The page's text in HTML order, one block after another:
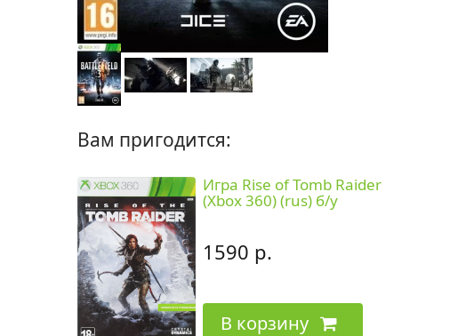
Вам пригодится:
Игра Rise of Tomb Raider
(Xbox 360) (rus) б/у
1590 р.
В корзину